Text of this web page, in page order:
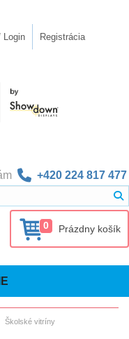
Login Registrácia
+420 224 817 477
0 Prázdny košík
Školské vitríny